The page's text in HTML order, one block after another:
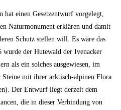
einen Gesetzentwurf vorgelegt,
Naturmonument erklären und damit
Schutz stellen will. Es wäre das
der Hutewald der Ivenacker
als ein solches ausgewiesen, im
Steine mit ihrer arktisch-alpinen Flora
Der Entwurf liegt derzeit dem
die in dieser Verbindung von